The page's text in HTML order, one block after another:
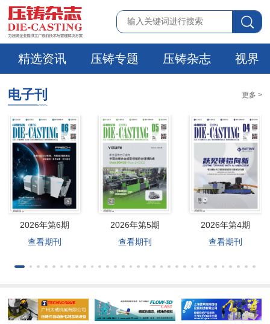
精选资讯 压铸专题 压铸杂志 视界
电子刊 更多 >
2026年第6期
查看期刊
2026年第5期
查看期刊
2026年第4期
查看期刊